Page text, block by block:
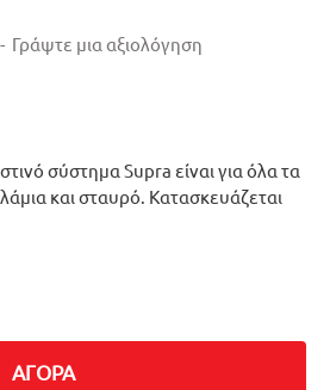
σύστημα Supra είναι για όλα τα
και σταυρό. Κατασκευάζεται
- Γράψτε μια αξιολόγηση
ΑΓΟΡΑ